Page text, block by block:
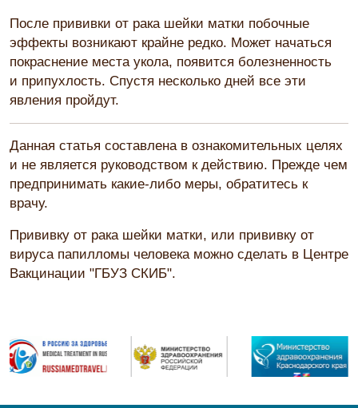
После прививки от рака шейки матки побочные
эффекты возникают крайне редко. Может начаться
покраснение места укола, появится болезненность
и припухлость. Спустя несколько дней все эти
явления пройдут.
Данная статья составлена в ознакомительных целях
и не является руководством к действию. Прежде чем
предпринимать какие-либо меры, обратитесь к
врачу.
Прививку от рака шейки матки, или прививку от
вируса папилломы человека можно сделать в Центре
Вакцинации "ГБУЗ СКИБ".